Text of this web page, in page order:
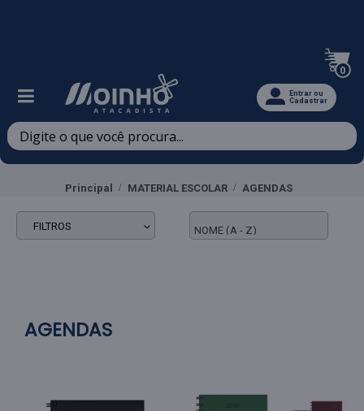
0
Entrar ou
Cadastrar
Principal MATERIAL ESCOLAR AGENDAS
FILTROS
AGENDAS